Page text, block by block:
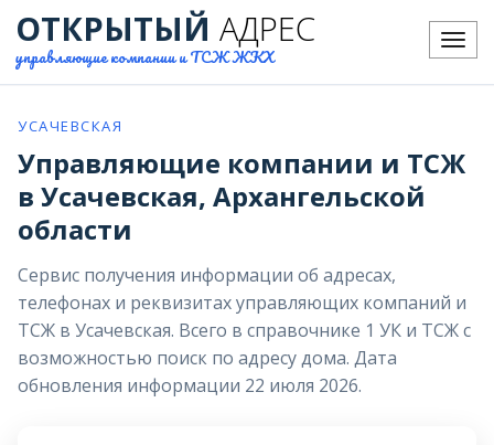
Меню
ОТКРЫТЫЙ АДРЕС
управляющие компании и ТСЖ ЖКХ
УСАЧЕВСКАЯ
Управляющие компании и ТСЖ
в Усачевская, Архангельской
области
Сервис получения информации об адресах,
телефонах и реквизитах управляющих компаний и
ТСЖ в Усачевская. Всего в справочнике 1 УК и ТСЖ с
возможностью поиск по адресу дома. Дата
обновления информации 22 июля 2026.